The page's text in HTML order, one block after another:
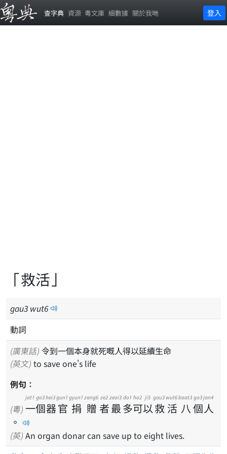
查字典 資源 粵文庫 細數據 關於我哋 登入
「救活」
gau3 wut6
動詞
(廣東話) 令到一個本身就死嘅人得以延續生命
(英文) to save one's life
例句：
(粵) 一
jat1
個
go3
器
hei3
官
gun1
捐
gyun1
贈
zang6
者
ze2
最
zeoi3
多
do1
可
ho2
以
ji5
救
gau3
活
wut6
八
baat3
個
go3
人
jan4
。
(英) An organ donar can save up to eight lives.